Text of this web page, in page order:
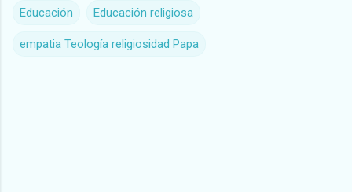
Educación Educación religiosa
empatia Teología religiosidad Papa